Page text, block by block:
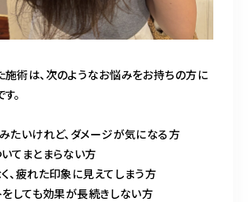
施術は、次のようなお悩みをお持ちの方に
。
たいけれど、ダメージが気になる方
てまとまらない方
、疲れた印象に見えてしまう方
をしても効果が長続きしない方